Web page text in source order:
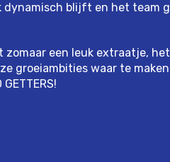
dynamisch blijft en het team
zomaar een leuk extraatje,
groeiambities waar te